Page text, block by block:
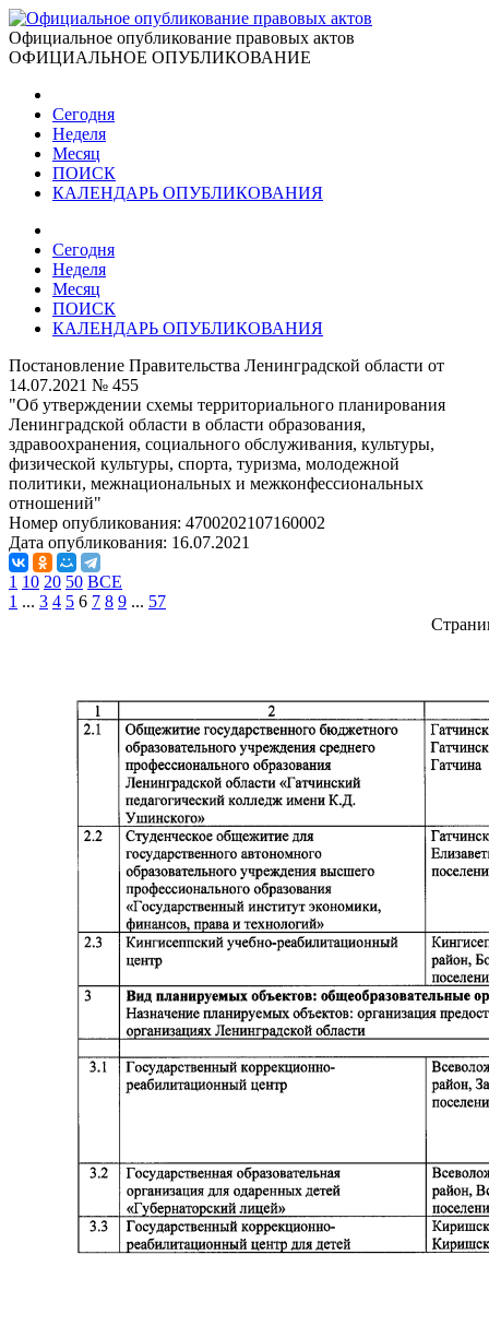
Официальное опубликование правовых актов
ОФИЦИАЛЬНОЕ ОПУБЛИКОВАНИЕ
Сегодня
Неделя
Месяц
ПОИСК
КАЛЕНДАРЬ ОПУБЛИКОВАНИЯ
Сегодня
Неделя
Месяц
ПОИСК
КАЛЕНДАРЬ ОПУБЛИКОВАНИЯ
Постановление Правительства Ленинградской области от
14.07.2021 № 455
"Об утверждении схемы территориального планирования
Ленинградской области в области образования,
здравоохранения, социального обслуживания, культуры,
физической культуры, спорта, туризма, молодежной
политики, межнациональных и межконфессиональных
отношений"
Номер опубликования: 4700202107160002
Дата опубликования: 16.07.2021
1 10 20 50 ВСЕ
1 ... 3 4 5 6 7 8 9 ... 57